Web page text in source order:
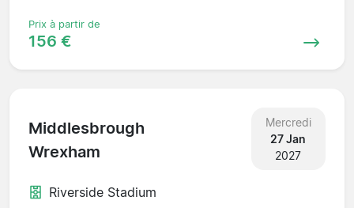
Prix à partir de
156 €
Middlesbrough
Wrexham
Mercredi
27 Jan
2027
Riverside Stadium